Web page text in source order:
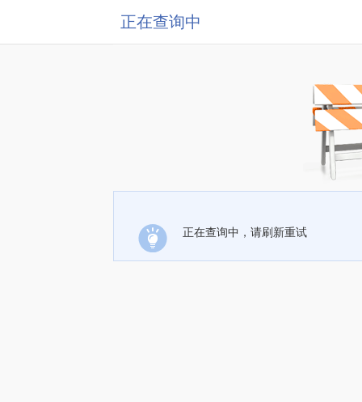
正在查询中
正在查询中，请刷新重试